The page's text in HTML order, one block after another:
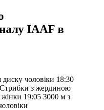
IAAF в
диску чоловiки 18:30
з жердиною
жiнки 19:05 3000 м з